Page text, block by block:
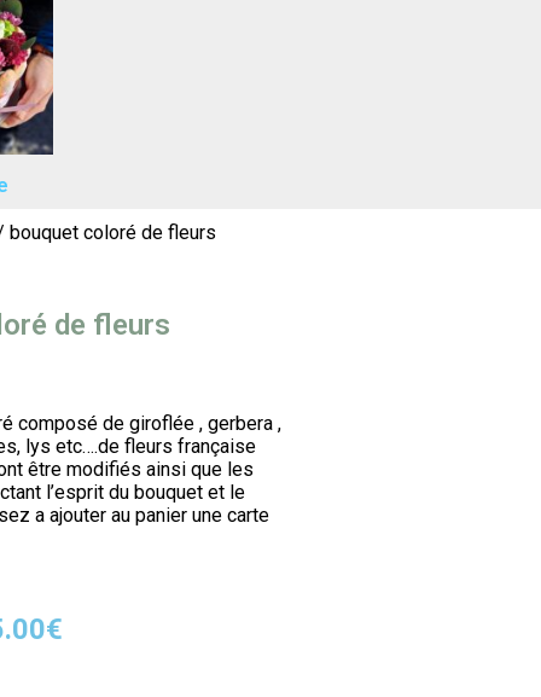
coloré de fleurs
de fleurs
composé de giroflée , gerbera ,
lys etc….de fleurs française
être modifiés ainsi que les
l’esprit du bouquet et le
a ajouter au panier une carte
€